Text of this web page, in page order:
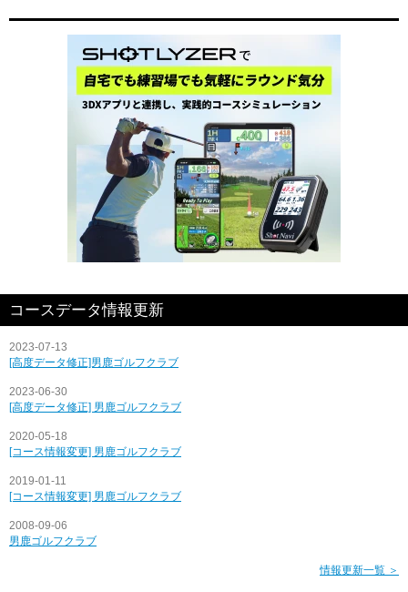
コースデータ情報更新
2023-07-13
[高度データ修正]男鹿ゴルフクラブ
2023-06-30
[高度データ修正] 男鹿ゴルフクラブ
2020-05-18
[コース情報変更] 男鹿ゴルフクラブ
2019-01-11
[コース情報変更] 男鹿ゴルフクラブ
2008-09-06
男鹿ゴルフクラブ
情報更新一覧 ＞